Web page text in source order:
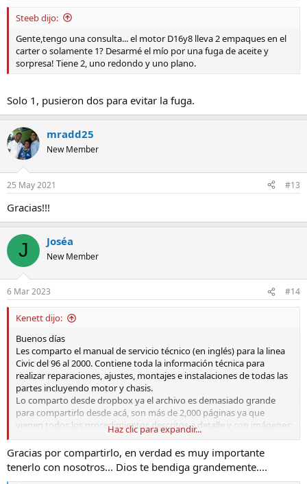
Steeb dijo:
Gente,tengo una consulta... el motor D16y8 lleva 2 empaques en el
carter o solamente 1? Desarmé el mío por una fuga de aceite y
sorpresa! Tiene 2, uno redondo y uno plano.
Solo 1, pusieron dos para evitar la fuga.
mradd25
New Member
25 May 2021 #13
Gracias!!!
J Joséa
New Member
6 Mar 2023 #14
Kenett dijo:
Buenos días
Les comparto el manual de servicio técnico (en inglés) para la linea
Civic del 96 al 2000. Contiene toda la información técnica para
realizar reparaciones, ajustes, montajes e instalaciones de todas las
partes incluyendo motor y chasis.
Lo comparto desde dropbox ya el archivo es demasiado grande
para compartirlo desde acá, son más de 2,000 páginas ya que
vienen todos los procedimientos descritos a detalle y con imágenes:
Dropbox
www.dropbox.com
Haz clic para expandir...
Gracias por compartirlo, en verdad es muy importante
tenerlo con nosotros... Dios te bendiga grandemente....